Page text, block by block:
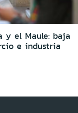
y el Maule: baja
e industria